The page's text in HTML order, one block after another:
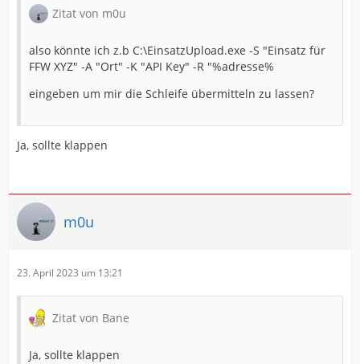
Zitat von m0u
also könnte ich z.b C:\EinsatzUpload.exe -S "Einsatz für
FFW XYZ" -A "Ort" -K "API Key" -R "%adresse%
eingeben um mir die Schleife übermitteln zu lassen?
Ja, sollte klappen
m0u
23. April 2023 um 13:21
Zitat von Bane
Ja, sollte klappen